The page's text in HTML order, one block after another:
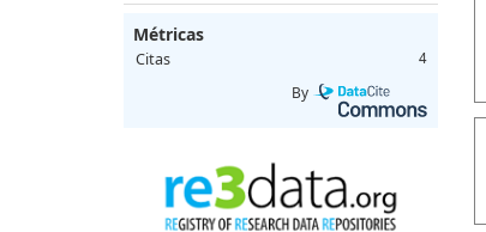
Métricas
Citas 4
By